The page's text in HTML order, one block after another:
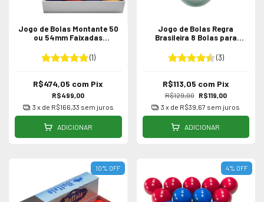
Jogo de Bolas Montante 50
ou 54mm Faixadas
(1)
R$499,00
R$474,05 com Pix
3 x de R$166,33 sem juros
ADICIONAR
Jogo de Bolas Regra
Brasileira 8 Bolas para
(3)
R$129,00 R$119,00
R$113,05 com Pix
3 x de R$39,67 sem juros
ADICIONAR
10% OFF 4% OFF